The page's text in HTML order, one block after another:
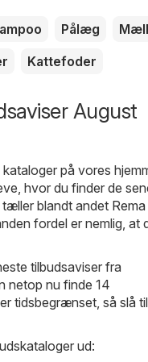
Pålæg
Kattefoder
August
på vores
hvor du finder de
blandt andet
fordel er nemlig, at
tilbudsaviser fra
netop nu finde 14
tidsbegrænset, så slå
ud: